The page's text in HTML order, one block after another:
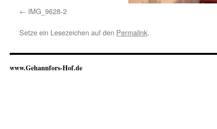
IMG_9628-2
Setze ein Lesezeichen auf den Permalink.
www.Gehannfors-Hof.de